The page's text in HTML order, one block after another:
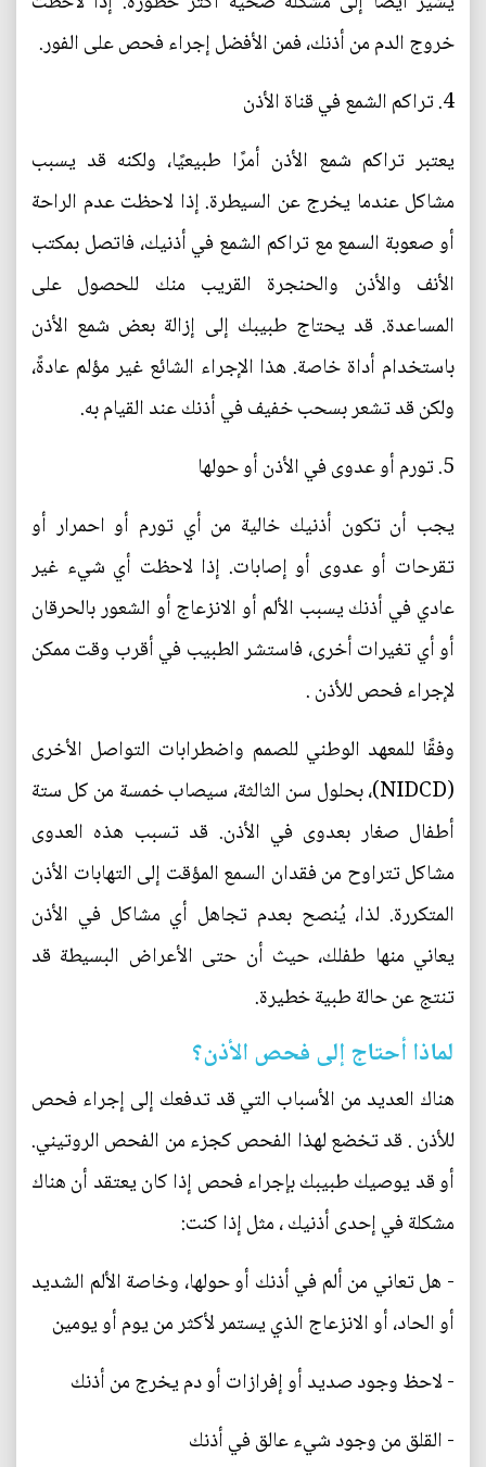
خروج الدم من أذنك، فمن الأفضل إجراء فحص على الفور.
4. تراكم الشمع في قناة الأذن
يعتبر تراكم شمع الأذن أمرًا طبيعيًا، ولكنه قد يسبب
مشاكل عندما يخرج عن السيطرة. إذا لاحظت عدم الراحة
أو صعوبة السمع مع تراكم الشمع في أذنيك، فاتصل بمكتب
الأنف والأذن والحنجرة القريب منك للحصول على
المساعدة. قد يحتاج طبيبك إلى إزالة بعض شمع الأذن
باستخدام أداة خاصة. هذا الإجراء الشائع غير مؤلم عادةً،
ولكن قد تشعر بسحب خفيف في أذنك عند القيام به.
5. تورم أو عدوى في الأذن أو حولها
يجب أن تكون أذنيك خالية من أي تورم أو احمرار أو
تقرحات أو عدوى أو إصابات. إذا لاحظت أي شيء غير
عادي في أذنك يسبب الألم أو الانزعاج أو الشعور بالحرقان
أو أي تغيرات أخرى، فاستشر الطبيب في أقرب وقت ممكن
لإجراء فحص للأذن .
وفقًا للمعهد الوطني للصمم واضطرابات التواصل الأخرى
(NIDCD)، بحلول سن الثالثة، سيصاب خمسة من كل ستة
أطفال صغار بعدوى في الأذن. قد تسبب هذه العدوى
مشاكل تتراوح من فقدان السمع المؤقت إلى التهابات الأذن
المتكررة. لذا، يُنصح بعدم تجاهل أي مشاكل في الأذن
يعاني منها طفلك، حيث أن حتى الأعراض البسيطة قد
تنتج عن حالة طبية خطيرة.
لماذا أحتاج إلى فحص الأذن؟
هناك العديد من الأسباب التي قد تدفعك إلى إجراء فحص
للأذن . قد تخضع لهذا الفحص كجزء من الفحص الروتيني.
أو قد يوصيك طبيبك بإجراء فحص إذا كان يعتقد أن هناك
مشكلة في إحدى أذنيك ، مثل إذا كنت:
- هل تعاني من ألم في أذنك أو حولها، وخاصة الألم الشديد
أو الحاد، أو الانزعاج الذي يستمر لأكثر من يوم أو يومين
- لاحظ وجود صديد أو إفرازات أو دم يخرج من أذنك
- القلق من وجود شيء عالق في أذنك